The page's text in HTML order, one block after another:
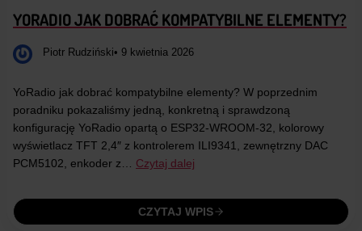
YORADIO JAK DOBRAĆ KOMPATYBILNE ELEMENTY?
Piotr Rudziński• 9 kwietnia 2026
YoRadio jak dobrać kompatybilne elementy? W poprzednim
poradniku pokazaliśmy jedną, konkretną i sprawdzoną
konfigurację YoRadio opartą o ESP32-WROOM-32, kolorowy
wyświetlacz TFT 2,4″ z kontrolerem ILI9341, zewnętrzny DAC
PCM5102, enkoder z… Czytaj dalej
CZYTAJ WPIS